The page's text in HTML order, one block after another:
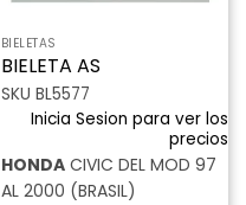
BIELETAS
BIELETA AS
SKU BL5577
Inicia Sesion para ver los
precios
HONDACIVIC DEL MOD 97
AL 2000 (BRASIL)